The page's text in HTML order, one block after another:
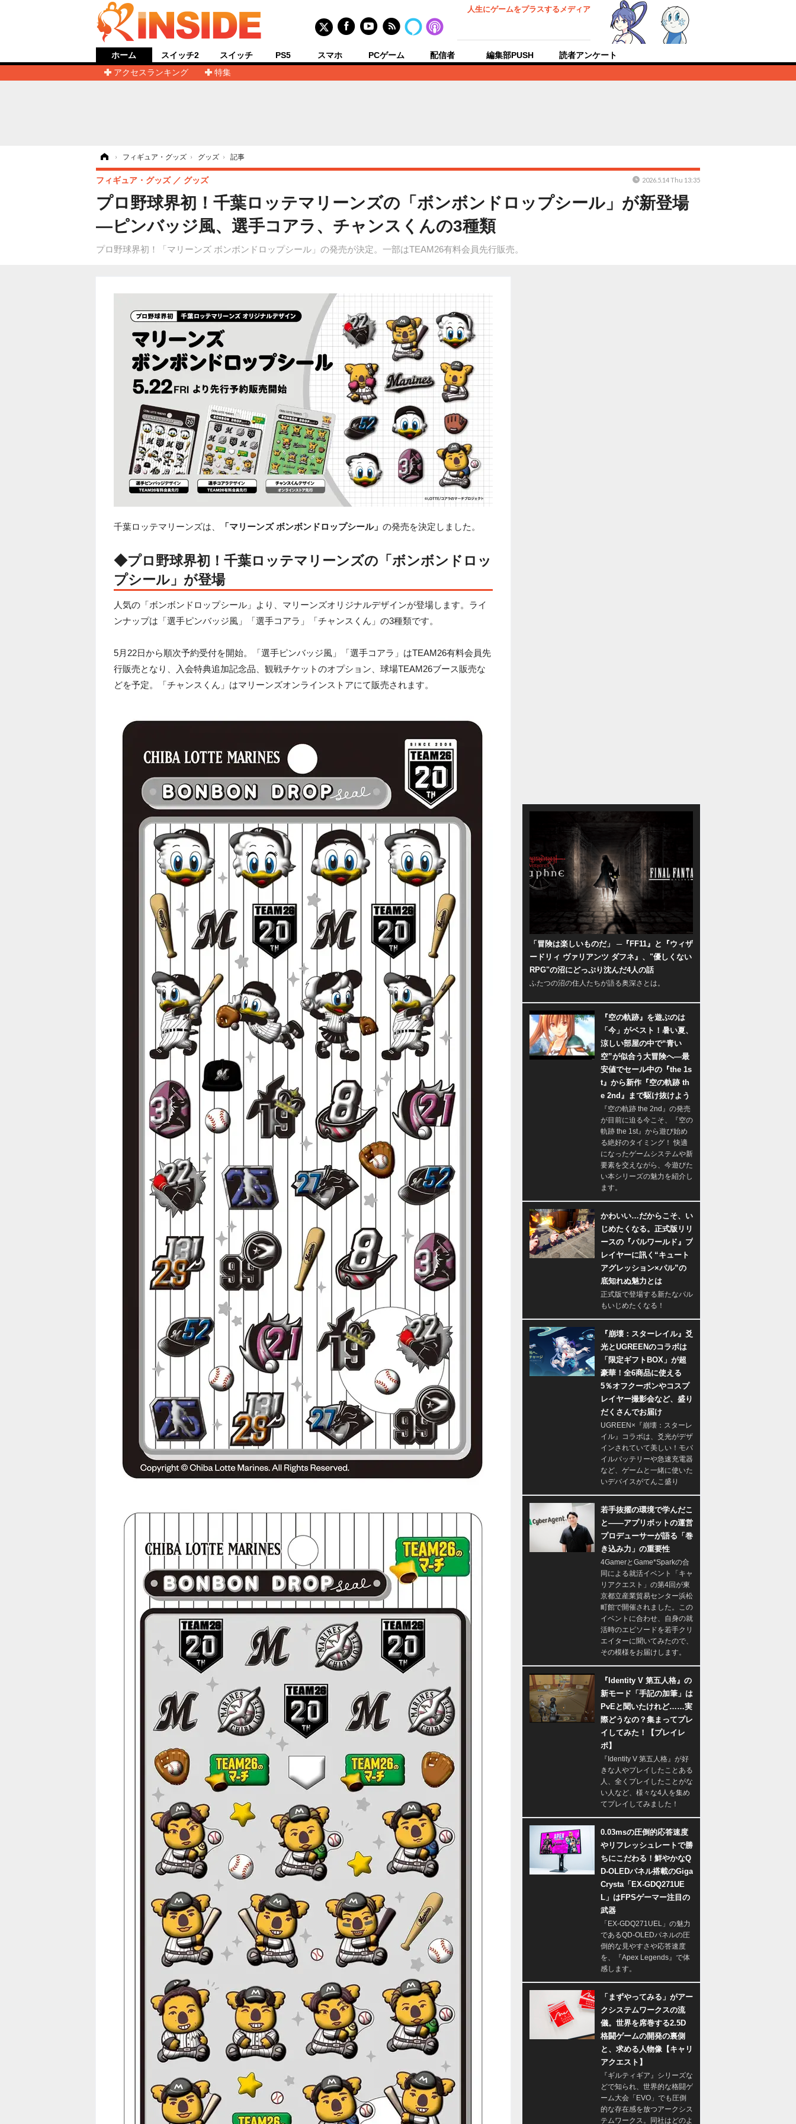
人生にゲームをプラスするメディア
ホーム
アクセスランキング
特集
スイッチ2 スイッチ PS5 スマホ PCゲーム 配信者 編集部PUSH 読者アンケート
› フィギュア・グッズ › グッズ › 記事
プロ野球界初！千葉ロッテマリーンズの「ボンボンドロップシール」が新登場
―ピンバッジ風、選手コアラ、チャンスくんの3種類
プロ野球界初！「マリーンズ ボンボンドロップシール」の発売が決定。一部はTEAM26有料会員先行販売。
フィギュア・グッズ グッズ 2026.5.14 Thu 13:35
千葉ロッテマリーンズは、 「マリーンズ ボンボンドロップシール」 の発売を決定しました。
◆プロ野球界初！千葉ロッテマリーンズの「ボンボンドロッ
プシール」が登場
人気の「ボンボンドロップシール」より、マリーンズオリジナルデザインが登場します。ライ
ンナップは「選手ピンバッジ風」「選手コアラ」「チャンスくん」の3種類です。
5月22日から順次予約受付を開始。「選手ピンバッジ風」「選手コアラ」はTEAM26有料会員先
行販売となり、入会特典追加記念品、観戦チケットのオプション、球場TEAM26ブース販売な
どを予定。「チャンスくん」はマリーンズオンラインストアにて販売されます。
「冒険は楽しいものだ」 ─『FF11』と『ウィザ
ードリィ ヴァリアンツ ダフネ』、"優しくない
RPG"の沼にどっぷり沈んだ4人の話
ふたつの沼の住人たちが語る奥深さとは。
『空の軌跡』を遊ぶのは
「今」がベスト！暑い夏、
涼しい部屋の中で“青い
空”が似合う大冒険へ―最
安値でセール中の『the 1s
t』から新作『空の軌跡 th
e 2nd』まで駆け抜けよう
『空の軌跡 the 2nd』の発売
が目前に迫る今こそ、『空の
軌跡 the 1st』から遊び始め
る絶好のタイミング！ 快適
になったゲームシステムや新
要素を交えながら、今遊びた
い本シリーズの魅力を紹介し
ます。
かわいい…だからこそ、い
じめたくなる。正式版リリ
ースの『パルワールド』プ
レイヤーに訊く“キュート
アグレッション×パル”の
底知れぬ魅力とは
正式版で登場する新たなパル
もいじめたくなる！
『崩壊：スターレイル』爻
光とUGREENのコラボは
「限定ギフトBOX」が超
豪華！全6商品に使える
5％オフクーポンやコスプ
レイヤー撮影会など、盛り
だくさんでお届け
UGREEN×『崩壊：スターレ
イル』コラボは、爻光がデザ
インされていて美しい！モバ
イルバッテリーや急速充電器
など、ゲームと一緒に使いた
いデバイスがてんこ盛り
若手抜擢の環境で学んだこ
と――アプリボットの運営
プロデューサーが語る「巻
き込み力」の重要性
4GamerとGame*Sparkの合
同による就活イベント「キャ
リアクエスト」の第4回が東
京都立産業貿易センター浜松
町館で開催されました。この
イベントに合わせ、自身の就
活時のエピソードを若手クリ
エイターに聞いてみたので、
その模様をお届けします。
『Identity V 第五人格』の
新モード「手記の加筆」は
PvEと聞いたけれど……実
際どうなの？集まってプレ
イしてみた！【プレイレ
ポ】
『Identity V 第五人格』が好
きな人やプレイしたことある
人、全くプレイしたことがな
い人など、様々な4人を集め
てプレイしてみました！
0.03msの圧倒的応答速度
やリフレッシュレートで勝
ちにこだわる！鮮やかなQ
D-OLEDパネル搭載のGiga
Crysta「EX-GDQ271UE
L」はFPSゲーマー注目の
武器
「EX-GDQ271UEL」の魅力
であるQD-OLEDパネルの圧
倒的な見やすさや応答速度
を、『Apex Legends』で体
感します。
「まずやってみる」がアー
クシステムワークスの流
儀。世界を席巻する2.5D
格闘ゲームの開発の裏側
と、求める人物像【キャリ
アクエスト】
『ギルティギア』シリーズな
どで知られ、世界的な格闘ゲ
ーム大会「EVO」でも圧倒
的な存在感を放つアークシス
テムワークス。同社はどのよ